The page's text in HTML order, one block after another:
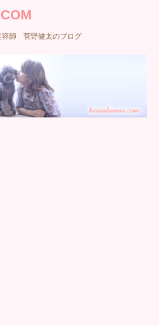
容師 菅野健太のブログ